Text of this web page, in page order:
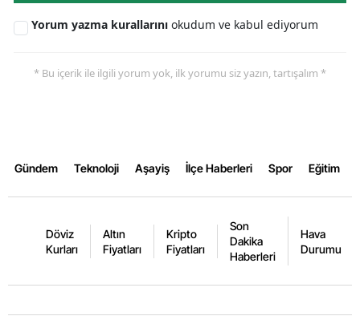
Yorum yazma kurallarını okudum ve kabul ediyorum
* Bu içerik ile ilgili yorum yok, ilk yorumu siz yazın, tartışalım *
Gündem Teknoloji Aşayiş İlçe Haberleri Spor Eğitim
Döviz
Kurları
Altın
Fiyatları
Kripto
Fiyatları
Son
Dakika
Haberleri
Hava
Durumu